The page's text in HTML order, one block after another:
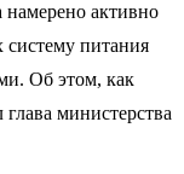
активно
систему питания
Об этом, как
министерства